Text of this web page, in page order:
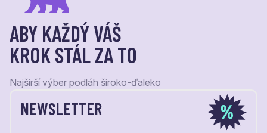
ABY KAŽDÝ VÁŠ
KROK STÁL ZA TO
Najširší výber podláh široko-ďaleko
NEWSLETTER